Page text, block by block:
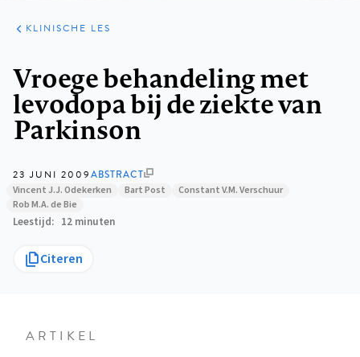
ARTIKELEN
PRAKTIJK
KLINISCHE LES
Vroege behandeling met
levodopa bij de ziekte van
Parkinson
23 JUNI 2009ABSTRACT
Vincent J.J. Odekerken
Bart Post
Constant V.M. Verschuur
Rob M.A. de Bie
Leestijd 12 minuten
Citeren
ARTIKEL